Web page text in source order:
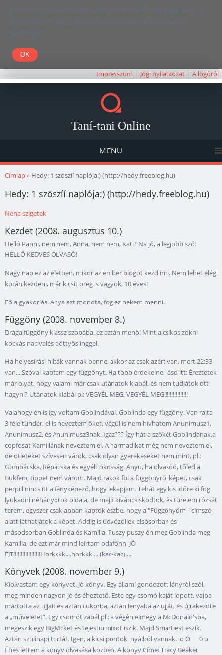
Kedves Olvasó! Weboldalunk böngészésével Ön elfogadja, hogy a
felhasználói élmény javítása céljából cookie-kat használunk.
Köszönjük!
Impresszum Jogi nyilatkozat A logóról
Taní-tani Online
MENU
Jelenlegi hely
Címlap» Hedy: 1 szöszíí naplója:) (http://hedy.freeblog.hu)
Hedy: 1 szöszíí naplója:) (http://hedy.freeblog.hu)
Néha szigetek
Kezdet (2008. augusztus 10.)
Helló Panni, nem nem, Anna, nem nem, Kati? Na jó, a legjobb szó:
HELLÓ KEDVES OLVASÓ!
Nagy nap ez az életben, mikor az ember blogot kezd írni. Nem lehet elég
korán kezdeni, már kicsit öreg is vagyok, 10 éves!
Fő a gyakorlás. Anya azt mondta, fog ez nekem menni.
Függöny (2008. november 8.)
Drága függöny klassz szobába, ez aztán menő! Mint a csíkos zokni
kockás nacivalés pöttyös inggel.
Ha helyesírási hibák vannak benne, akkor az csak azért van, mert 22:33
van....Szóval kaptam egy függönyt. Ha több érdekelne, lásd itt: Éreztetek
már olyat, hogy valami már csak utánatok kiabál, és nem tudjátok ott
hagyni? Utánatok kiabál pl: VEGYÉL MEG, VEGYÉL MEG!!!!!!!!!!!!!!!!
Valahogy én is így voltam Goblindával. Goblinda egy függöny. Van rajta
3 féle tündér, el is neveztem őket, végül is nem hívhatom Anunimusz1,
Anunimusz2, és Anunimusz3nak. Igaz??? Így hát a szőkét Goblindának,a
copfosat Kamillának neveztem el. A harmadikat még nem neveztem el,
de ötleteket szívesen várok, csak olyan gyerekeseket nem mint, pl.:
Gombácska, Répácska és egyéb okosság. Anyu, ha olvasod, tőled a
Bukfenc tippet nem várom. Majd rakok föl a függönyről képet, csak
perpill nincs itt a fényképező, hogy lekapjam. Tehát egy kis időre ki fog
lyukadni néhányotok oldala, de majd kíváncsiskodtok, és türelem rózsát
terem, egyszer csak abban kaptok észbe, hogy a "Függönyöm " címszó
alatt láthatjátok a képet. Addig is üdvözöllek elsősorban és
másodsorban Goblinda és Kamilla. Puszy puszy én meg Goblinda meg
Kamilla, de ezt már mind leírtam odafönn JÓ
ÉJT!!!!!!!!!!!!!!!!!!Horkkkk....horkkk.....(kac-kac)....
Könyvek (2008. november 9.)
Kiolvastam egy könyvet. Jó könyv. Egy állami gondozott lányról szól,
meg minden nagyon jó és éheztető. Este egy csomó kaját lopott, vajba
mártotta az ujjait és aztán cukorba, aztán lenyalta az ujját, és újrakezdte
a „műveletet”. Egy csomót zabál pl.: a végén elmegy a McDonald'sba,
megeszik egy BigMcket és tejesturmixot iszik. Majd Smartiest eszik.
Aztán szülinapi tortát. Igen, a kicsi pontok nyálból vannak. o O 0 o
Éhes lettem a könyv olvasása közben. A könyv Címe: Tracy Beaker